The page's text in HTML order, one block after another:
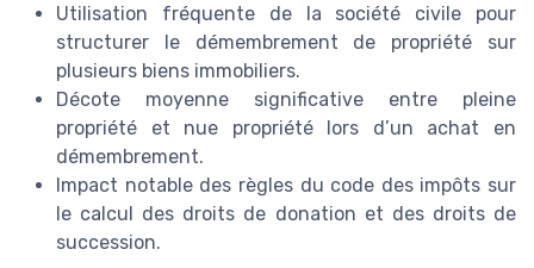
Utilisation fréquente de la société civile pour
structurer le démembrement de propriété sur
plusieurs biens immobiliers.
Décote moyenne significative entre pleine
propriété et nue propriété lors d’un achat en
démembrement.
Impact notable des règles du code des impôts sur
le calcul des droits de donation et des droits de
succession.